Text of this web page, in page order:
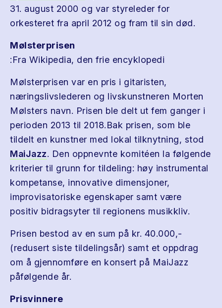
31. august 2000 og var styreleder for
orkesteret fra april 2012 og fram til sin død.
Mølsterprisen
:Fra Wikipedia, den frie encyklopedi
Mølsterprisen var en pris i gitaristen,
næringslivslederen og livskunstneren Morten
Mølsters navn. Prisen ble delt ut fem ganger i
perioden 2013 til 2018.Bak prisen, som ble
tildelt en kunstner med lokal tilknytning, stod
MaiJazz. Den oppnevnte komitéen la følgende
kriterier til grunn for tildeling: høy instrumental
kompetanse, innovative dimensjoner,
improvisatoriske egenskaper samt være
positiv bidragsyter til regionens musikkliv.
Prisen bestod av en sum på kr. 40.000,-
(redusert siste tildelingsår) samt et oppdrag
om å gjennomføre en konsert på MaiJazz
påfølgende år.
Prisvinnere